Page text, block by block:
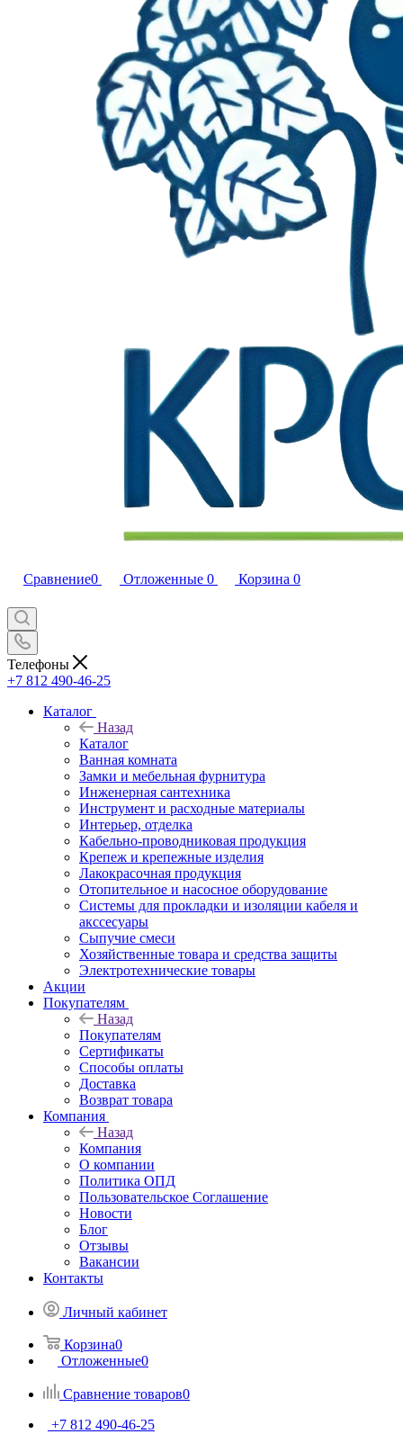
Сравнение0 Отложенные 0 Корзина 0
Телефоны
+7 812 490-46-25
Каталог
Назад
Каталог
Ванная комната
Замки и мебельная фурнитура
Инженерная сантехника
Инструмент и расходные материалы
Интерьер, отделка
Кабельно-проводниковая продукция
Крепеж и крепежные изделия
Лакокрасочная продукция
Отопительное и насосное оборудование
Системы для прокладки и изоляции кабеля и
акссесуары
Сыпучие смеси
Хозяйственные товара и средства защиты
Электротехнические товары
Акции
Покупателям
Назад
Покупателям
Сертификаты
Способы оплаты
Доставка
Возврат товара
Компания
Назад
Компания
О компании
Политика ОПД
Пользовательское Соглашение
Новости
Блог
Отзывы
Вакансии
Контакты
Личный кабинет
Корзина0
Отложенные0
Сравнение товаров0
+7 812 490-46-25